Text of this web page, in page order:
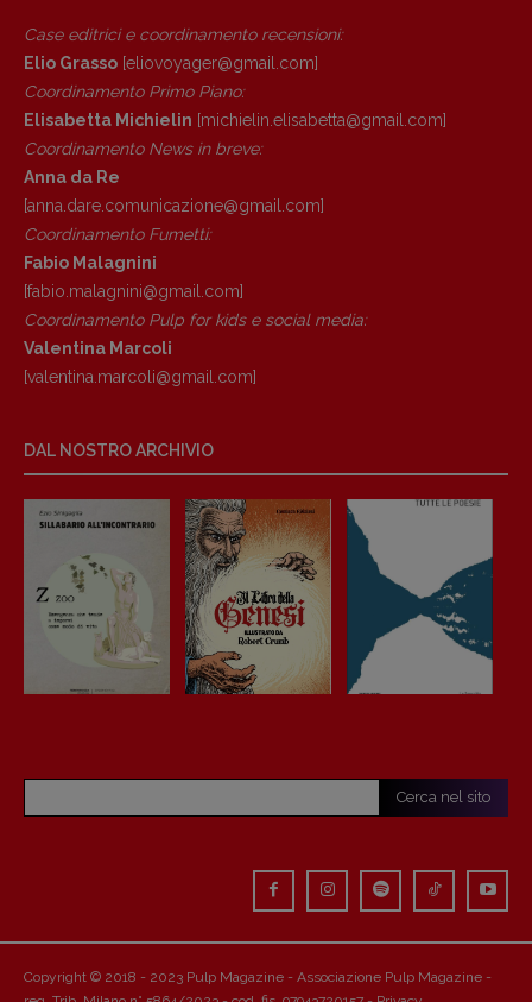
Tribunale Milano n° 5864/2023 – cod. fis.
97943720157 –Privacy
Case editrici e coordinamento recensioni:
Elio Grasso [eliovoyager@gmail.com]
Coordinamento Primo Piano:
Elisabetta Michielin [michielin.elisabetta@gmail.com]
Coordinamento News in breve:
Anna da Re
[anna.dare.comunicazione@gmail. com]
Coordinamento Fumetti:
Fabio Malagnini
[fabio.malagnini@gmail. com]
Coordinamento Pulp for kids e social media:
Valentina Marcoli
[valentina.marcoli@gmail. com]
DAL NOSTRO ARCHIVIO
Cerca nel sito
Copyright © 2018 - 2023 Pulp Magazine - Associazione Pulp Magazine -